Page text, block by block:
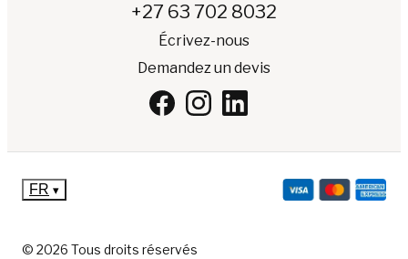
+27 63 702 8032
Écrivez-nous
Demandez un devis
© 2026 Tous droits réservés
FR ▾